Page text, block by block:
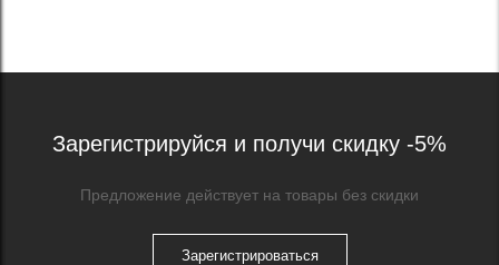
Зарегистрируйся и получи скидку -5%
Предложение действует на товары без скидки
Зарегистрироваться